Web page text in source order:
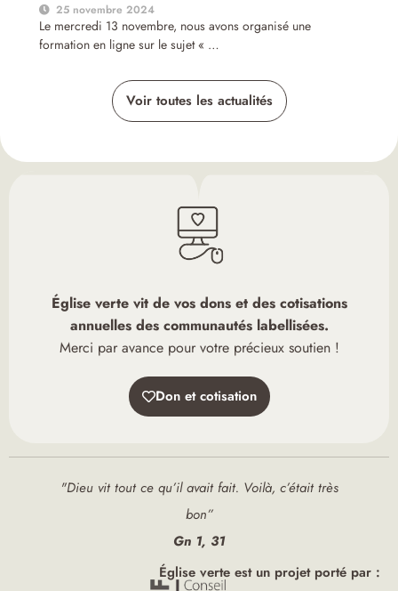
25 novembre 2024
Le mercredi 13 novembre, nous avons organisé une
formation en ligne sur le sujet « …
Voir toutes les actualités
Église verte vit de vos dons et des cotisations
annuelles des communautés labellisées.
Merci par avance pour votre précieux soutien !
Don et cotisation
"Dieu vit tout ce qu’il avait fait. Voilà, c’était très
bon”
Gn 1, 31
Église verte est un projet porté par :